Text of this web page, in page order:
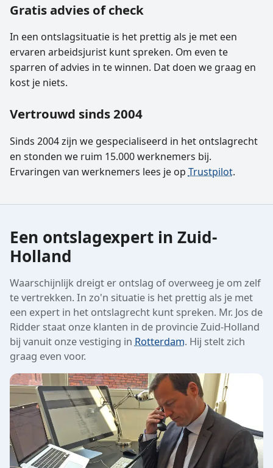
Gratis advies of check
In een ontslagsituatie is het prettig als je met een
ervaren arbeidsjurist kunt spreken. Om even te
sparren of advies in te winnen. Dat doen we graag en
kost je niets.
Vertrouwd sinds 2004
Sinds 2004 zijn we gespecialiseerd in het ontslagrecht
en stonden we ruim 15.000 werknemers bij.
Ervaringen van werknemers lees je op Trustpilot.
Een ontslagexpert in Zuid-
Holland
Waarschijnlijk dreigt er ontslag of overweeg je om zelf
te vertrekken. In zo'n situatie is het prettig als je met
een expert in het ontslagrecht kunt spreken. Mr. Jos de
Ridder staat onze klanten in de provincie Zuid-Holland
bij vanuit onze vestiging in Rotterdam. Hij stelt zich
graag even voor.